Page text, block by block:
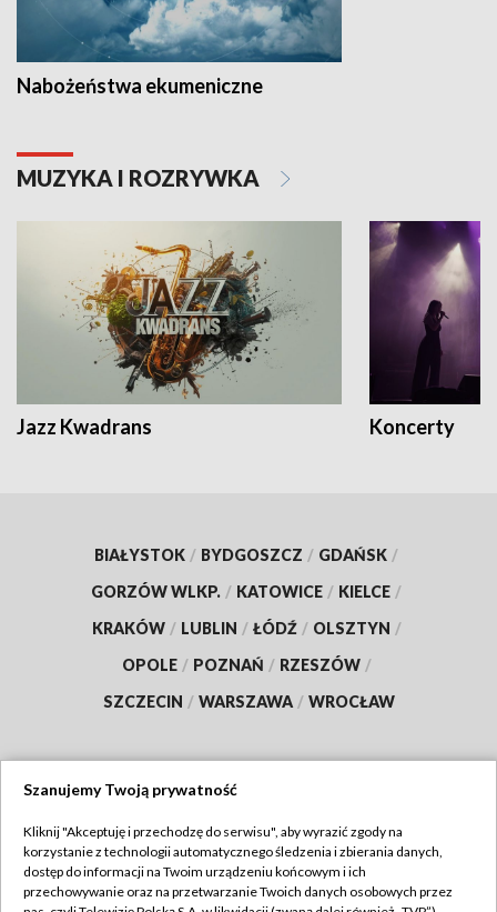
Nabożeństwa ekumeniczne
MUZYKA I ROZRYWKA
Jazz Kwadrans Koncerty
BIAŁYSTOK / BYDGOSZCZ / GDAŃSK /
GORZÓW WLKP. / KATOWICE / KIELCE /
KRAKÓW / LUBLIN / ŁÓDŹ / OLSZTYN /
OPOLE / POZNAŃ / RZESZÓW /
SZCZECIN / WARSZAWA / WROCŁAW
TVP
Abonament TVP
Regulamin TVP
Szanujemy Twoją prywatność
Kliknij "Akceptuję i przechodzę do serwisu", aby wyrazić zgody na
korzystanie z technologii automatycznego śledzenia i zbierania danych,
dostęp do informacji na Twoim urządzeniu końcowym i ich
przechowywanie oraz na przetwarzanie Twoich danych osobowych przez